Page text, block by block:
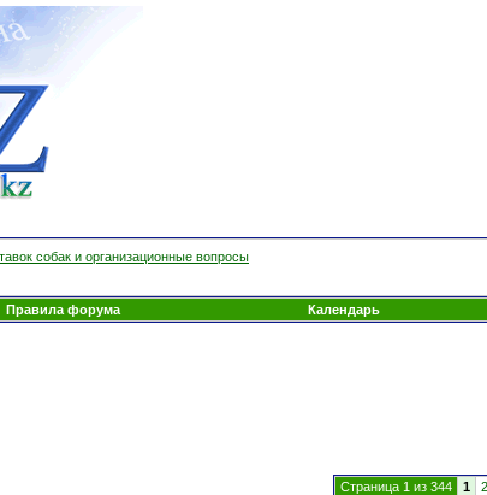
собак и организационные вопросы
Правила форума Календарь
Страница 1 из 344 1 2